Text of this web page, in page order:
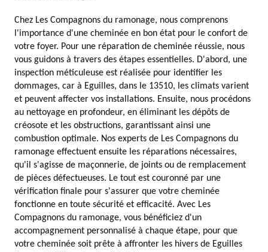
Chez Les Compagnons du ramonage, nous comprenons
l'importance d'une cheminée en bon état pour le confort de
votre foyer. Pour une réparation de cheminée réussie, nous
vous guidons à travers des étapes essentielles. D'abord, une
inspection méticuleuse est réalisée pour identifier les
dommages, car à Eguilles, dans le 13510, les climats varient
et peuvent affecter vos installations. Ensuite, nous procédons
au nettoyage en profondeur, en éliminant les dépôts de
créosote et les obstructions, garantissant ainsi une
combustion optimale. Nos experts de Les Compagnons du
ramonage effectuent ensuite les réparations nécessaires,
qu'il s'agisse de maçonnerie, de joints ou de remplacement
de pièces défectueuses. Le tout est couronné par une
vérification finale pour s'assurer que votre cheminée
fonctionne en toute sécurité et efficacité. Avec Les
Compagnons du ramonage, vous bénéficiez d'un
accompagnement personnalisé à chaque étape, pour que
votre cheminée soit prête à affronter les hivers de Eguilles